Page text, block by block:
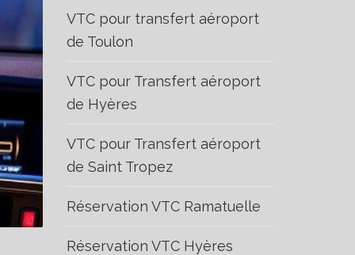
VTC pour transfert aéroport
de Toulon
VTC pour Transfert aéroport
de Hyères
VTC pour Transfert aéroport
de Saint Tropez
Réservation VTC Ramatuelle
Réservation VTC Hyères